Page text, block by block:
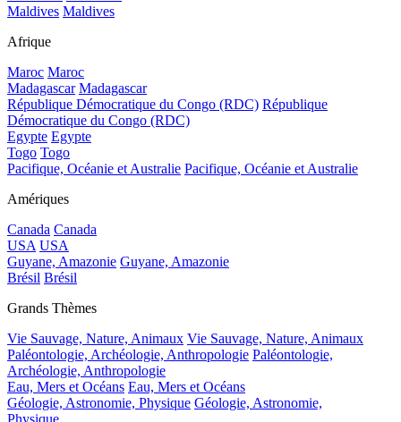
Maldives Maldives
Afrique
Maroc Maroc
Madagascar Madagascar
République Démocratique du Congo (RDC) République
Démocratique du Congo (RDC)
Egypte Egypte
Togo Togo
Pacifique, Océanie et Australie Pacifique, Océanie et Australie
Amériques
Canada Canada
USA USA
Guyane, Amazonie Guyane, Amazonie
Brésil Brésil
Grands Thèmes
Vie Sauvage, Nature, Animaux Vie Sauvage, Nature, Animaux
Paléontologie, Archéologie, Anthropologie Paléontologie,
Archéologie, Anthropologie
Eau, Mers et Océans Eau, Mers et Océans
Géologie, Astronomie, Physique Géologie, Astronomie,
Physique